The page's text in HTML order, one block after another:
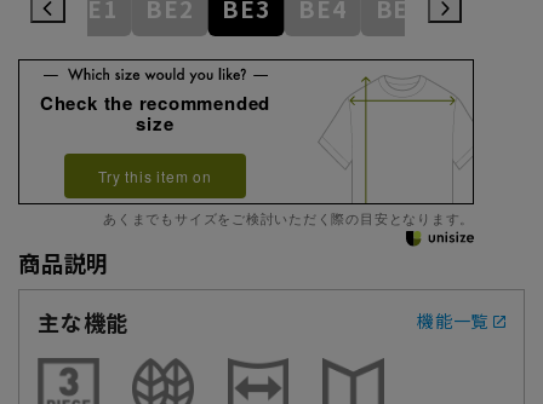
BE1 BE2 BE3 BE4 BE5
Check the recommended
size
Try this item on
あくまでもサイズをご検討いただく際の目安となります。
商品説明
主な機能
機能一覧